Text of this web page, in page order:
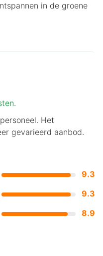
in de groene
9.3
9.3
8.9
Het
gevarieerd aanbod.